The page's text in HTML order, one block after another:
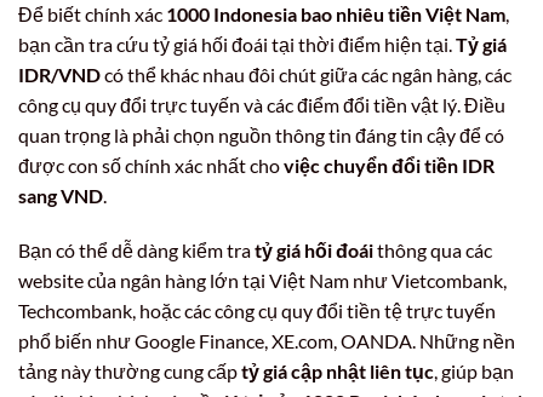
Để biết chính xác 1000 Indonesia bao nhiêu tiền Việt Nam
bạn cần tra cứu tỷ giá hối đoái tại thời điểm hiện tại. Tỷ giá
IDR/VNDcó thể khác nhau đôi chút giữa các ngân hàng, các
công cụ quy đổi trực tuyến và các điểm đổi tiền vật lý. Điều
quan trọng là phải chọn nguồn thông tin đáng tin cậy để có
được con số chính xác nhất choviệc chuyển đổi tiền IDR
sang VND
Bạn có thể dễ dàng kiểm tratỷ giá hối đoáithông qua các
website của ngân hàng lớn tại Việt Nam như Vietcombank,
Techcombank, hoặc các công cụ quy đổi tiền tệ trực tuyến
phổ biến như Google Finance, XE.com, OANDA. Những nền
tảng này thường cung cấptỷ giá cập nhật liên tục, giúp bạn